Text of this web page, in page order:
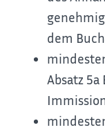
dem
Absatz